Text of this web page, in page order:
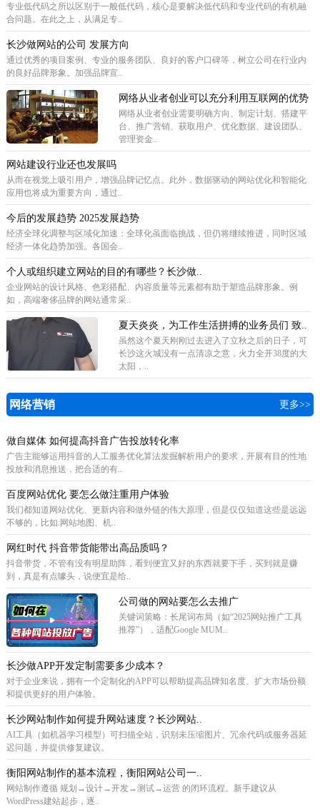
专业低代码之所以区别于一般低代码，核心是要解决低代码和专业代码的有机融
合问题。在此之上，从满足专..
长沙做网站的公司 发展方向
通过优秀的项目案例、专业的服务团队、良好的客户口碑等，树立公司在行业内
的良好品牌形象。加强品牌宣..
网络从业者创业可以充分利用互联网的优势
网络从业者创业需要明确方向、制定计划、搭建平
台、推广营销、获取用户、优化数据、建设团队、
管理资金..
网站建设行业还也发展吗
从而在视觉上吸引用户，增强品牌记忆点。此外，数据驱动的网站优化和智能化
应用也将成为重要方向，通过..
今后的发展趋势 2025发展趋势
经济全球化调整与区域化加速：全球化虽面临挑战，但仍将继续推进，同时区域
经济一体化趋势加强。各国会..
个人或组织建立网站的目的有哪些？长沙做..
企业网站的设计风格、色彩搭配、内容质量等元素都有助于塑造品牌形象。例
如，高端奢侈品牌的网站通常采..
夏天炎炎，为工作生活拼搏的业务员们 致..
虽然这个夏天刚刚过去进入了立秋之后的日子，可
长沙这火城没有一点清凉之意，火力全开38度的大
太阳，..
网络营销 更多>>
做自媒体 如何提高抖音广告投放转化率
广告主能够运用抖音的人工服务优化算法发掘解析用户的要求，开展有目的性地
投放和消息推送，把合适的有..
百度网站优化 要怎么做注重用户体验
我们都知道网站优化、更新内容和做外链的伟大原理，但是仅仅知道这些是远远
不够的，比如:网站地图、机..
网红时代 抖音带货能带出高品质吗？
抖音带货，不管有没有明星助阵，看到便宜又好的东西就要下手，买到就是赚
到，真是有点噱头，说便宜是给..
公司做的网站要怎么去推广
关键词策略‌：长尾词布局（如“2025网站推广工具
推荐”），适配Google MUM..
长沙做APP开发定制需要多少成本？
对于企业来说，拥有一个定制化的APP可以帮助提高品牌知名度、扩大市场份额
和提供更好的用户体验。
长沙网站制作如何提升网站速度？长沙网站..
AI工具（如机器学习模型）可扫描全站，识别未压缩图片、冗余代码或服务器延
迟问题，并提供修复建议。
衡阳网站制作的基本流程，衡阳网站公司一..
网站制作遵循 规划→设计→开发→测试→运营 的闭环流程。新手建议从
WordPress建站起步，逐..